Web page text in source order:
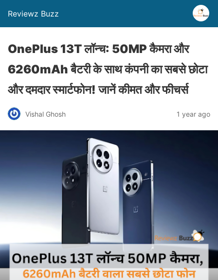
Reviewz Buzz
OnePlus 13T लॉन्च: 50MP कैमरा और
6260mAh बैटरी के साथ कंपनी का सबसे छोटा
और दमदार स्मार्टफोन! जानें कीमत और फीचर्स
Vishal Ghosh 1 year ago